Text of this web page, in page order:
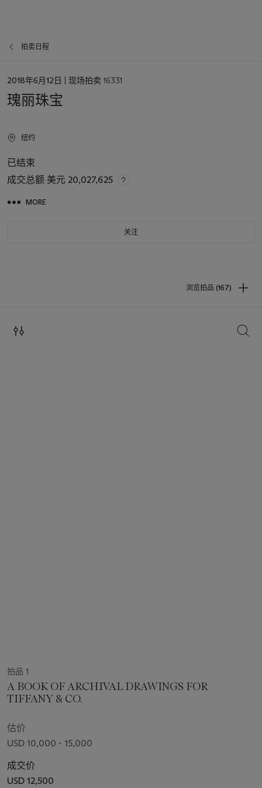
拍卖日程
日
2018年6月12日 | 现场拍卖 16331
瑰丽珠宝
纽约
已结束
成交总额 美元 20,027,625
MORE
关注
浏览拍品 (167)
搜索
拍品 1
A BOOK OF ARCHIVAL DRAWINGS FOR
TIFFANY & CO.
估价
USD 10,000 - 15,000
成交价
USD 12,500